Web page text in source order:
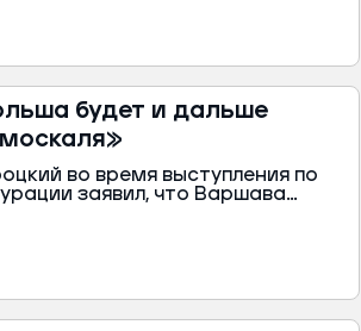
российского влияния
будет и дальше
во время выступления по
заявил, что Варшава
власти будут